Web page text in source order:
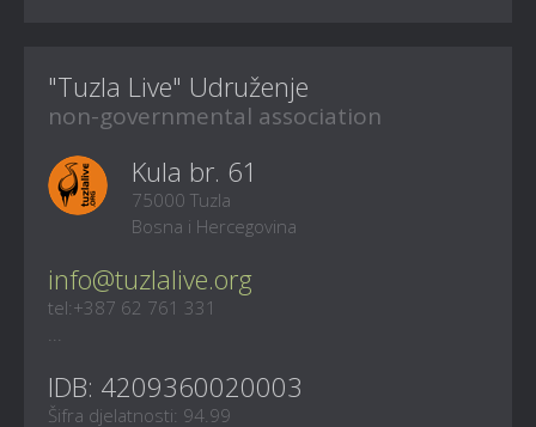
"Tuzla Live" Udruženje
non-governmental association
Kula br. 61
75000 Tuzla
Bosna i Hercegovina
info@tuzlalive.org
tel:+387 62 761 331
IDB: 4209360020003
Šifra djelatnosti: 94.99